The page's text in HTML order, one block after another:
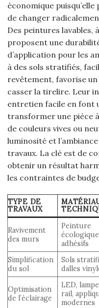
économique
de changer
Des peintures lavables,
proposent une
d’application pour les
à des sols stratifiés,
revêtement, favorise
casser la tirelire. Leur
entretien facile en font
transformer une pièce
de couleurs vives ou
luminosité et
travaux. La clé est de
obtenir un résultat
les contraintes de
TYPE DE
TRAVAUX
Ravivement
des murs
Peinture
adhésifs
Simplification
du sol
Sols
dalles
Optimisation
de l’éclairage
LED,
rail,
modernes